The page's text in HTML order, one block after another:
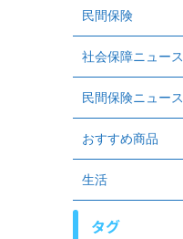
民間保険
社会保障ニュース
民間保険ニュース
おすすめ商品
生活
タグ